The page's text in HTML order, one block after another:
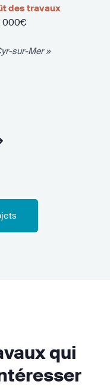
des travaux
000€
sur-Mer »
qui